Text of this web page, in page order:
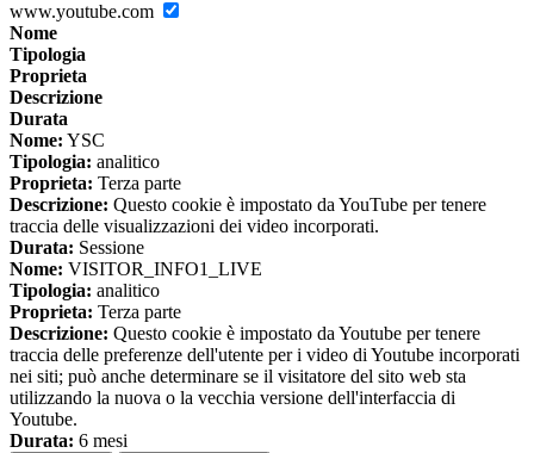
www.youtube.com
Nome
Tipologia
Proprieta
Descrizione
Durata
Nome: YSC
Tipologia: analitico
Proprieta: Terza parte
Descrizione: Questo cookie è impostato da YouTube per tenere
traccia delle visualizzazioni dei video incorporati.
Durata: Sessione
Nome: VISITOR_INFO1_LIVE
Tipologia: analitico
Proprieta: Terza parte
Descrizione: Questo cookie è impostato da Youtube per tenere
traccia delle preferenze dell'utente per i video di Youtube incorporati
nei siti; può anche determinare se il visitatore del sito web sta
utilizzando la nuova o la vecchia versione dell'interfaccia di
Youtube.
Durata: 6 mesi